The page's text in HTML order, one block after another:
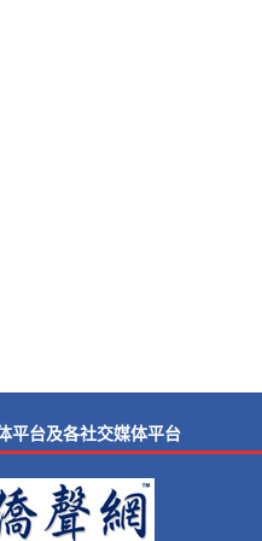
平台及各社交媒体平台